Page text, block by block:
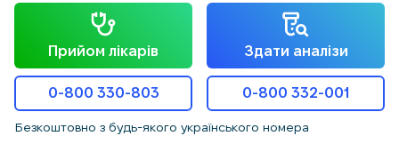
Прийом лікарів Здати аналізи
0-800 330-803 0-800 332-001
Безкоштовно з будь-якого українського номера